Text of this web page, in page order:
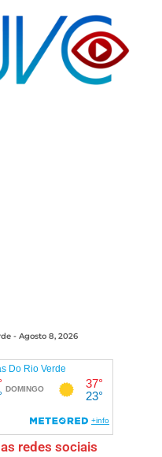
- Agosto 8, 2026
redes sociais